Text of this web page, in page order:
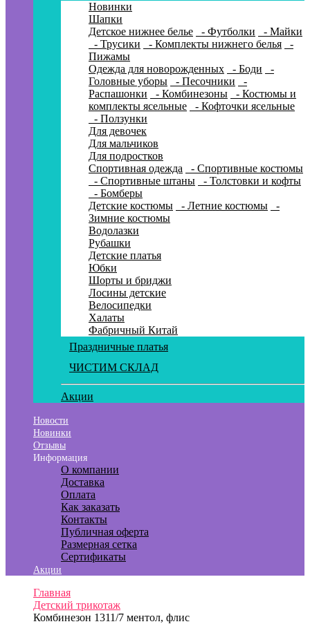
Новинки
Шапки
Детское нижнее белье
- Футболки
- Майки
- Трусики
- Комплекты нижнего белья
-
Пижамы
Одежда для новорожденных
- Боди
-
Головные уборы
- Песочники
-
Распашонки
- Комбинезоны
- Костюмы и
комплекты ясельные
- Кофточки ясельные
- Ползунки
Для девочек
Для мальчиков
Для подростков
Спортивная одежда
- Спортивные костюмы
- Спортивные штаны
- Толстовки и кофты
- Бомберы
Детские костюмы
- Летние костюмы
-
Зимние костюмы
Водолазки
Рубашки
Детские платья
Юбки
Шорты и бриджи
Лосины детские
Велосипедки
Халаты
Фабричный Китай
Праздничные платья
ЧИСТИМ СКЛАД
Акции
Новости
Новинки
Отзывы
Информация
О компании
Доставка
Оплата
Как заказать
Контакты
Публичная оферта
Размерная сетка
Сертификаты
Акции
Главная
Детский трикотаж
Комбинезон 1311/7 ментол, флис